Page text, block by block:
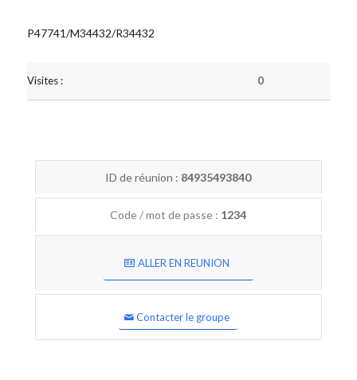
P47741/M34432/R34432
Visites : 0
ID de réunion : 84935493840
Code / mot de passe : 1234
ALLER EN REUNION
Contacter le groupe